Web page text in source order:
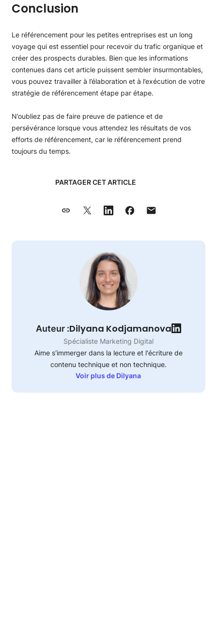
Conclusion
Le référencement pour les petites entreprises est un long
voyage qui est essentiel pour recevoir du trafic organique et
créer des prospects durables. Bien que les informations
contenues dans cet article puissent sembler insurmontables,
vous pouvez travailler à l’élaboration et à l’exécution de votre
stratégie de référencement étape par étape.
N’oubliez pas de faire preuve de patience et de
persévérance lorsque vous attendez les résultats de vos
efforts de référencement, car le référencement prend
toujours du temps.
PARTAGER CET ARTICLE
Auteur :Dilyana Kodjamanova
Spécialiste Marketing Digital
Aime s'immerger dans la lecture et l'écriture de
contenu technique et non technique.
Voir plus de Dilyana